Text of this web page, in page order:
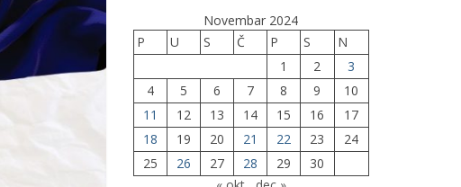
Novembar 2024
P
U S Č P S
N
1
2
3
4
5 6 7 8 9
10
11
12 13 14 15 16
17
18
19 20 21 22 23
24
25
26 27 28 29
30